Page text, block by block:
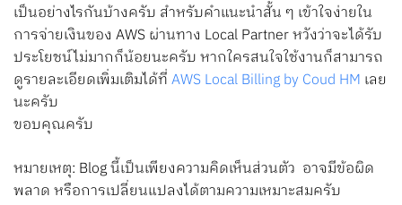
เป็นอย่างไรกันบ้างครับ สำหรับคำแนะนำสั้น ๆ เข้าใจง่ายใน
การจ่ายเงินของ AWS ผ่านทาง Local Partner หวังว่าจะได้รับ
ประโยชน์ไม่มากก็น้อยนะครับ หากใครสนใจใช้งานก็สามารถ
ดูรายละเอียดเพิ่มเติมได้ที่AWS Local Billing by Coud HM เลย
นะครับ
ขอบคุณครับ
หมายเหตุ: Blog นี้เป็นเพียงความคิดเห็นส่วนตัว อาจมีข้อผิด
พลาด หรือการเปลี่ยนแปลงได้ตามความเหมาะสมครับ